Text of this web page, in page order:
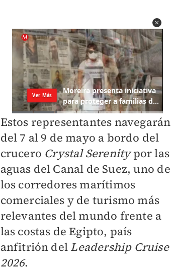
Estos representantes navegarán
del 7 al 9 de mayo a bordo del
crucero Crystal Serenitypor las
aguas del Canal de Suez, uno de
los corredores marítimos
comerciales y de turismo más
relevantes del mundo frente a
las costas de Egipto, país
anfitrión del Leadership Cruise
2026.